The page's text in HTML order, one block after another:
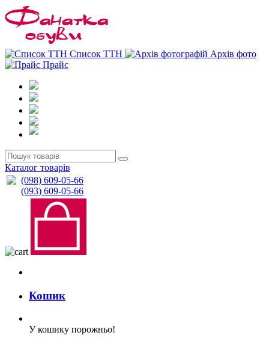
Список ТТН
Архів фото
Прайс
Каталог товарів
(098) 609-05-66
(093) 609-05-66
Кошик
У кошику порожньо!